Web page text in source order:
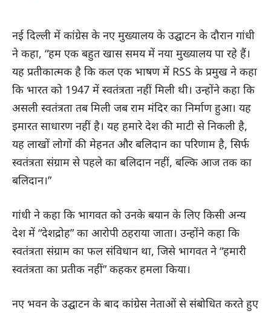
नई दिल्ली में कांग्रेस के नए मुख्यालय के उद्घाटन के दौरान गांधी
ने कहा, “हम एक बहुत खास समय में नया मुख्यालय पा रहे हैं।
यह प्रतीकात्मक है कि कल एक भाषण में RSS के प्रमुख ने कहा
कि भारत को 1947 में स्वतंत्रता नहीं मिली थी। उन्होंने कहा कि
असली स्वतंत्रता तब मिली जब राम मंदिर का निर्माण हुआ। यह
इमारत साधारण नहीं है। यह हमारे देश की माटी से निकली है,
यह लाखों लोगों की मेहनत और बलिदान का परिणाम है, सिर्फ
स्वतंत्रता संग्राम से पहले का बलिदान नहीं, बल्कि आज तक का
बलिदान।”
गांधी ने कहा कि भागवत को उनके बयान के लिए किसी अन्य
देश में “देशद्रोह” का आरोपी ठहराया जाता। उन्होंने कहा कि
स्वतंत्रता संग्राम का फल संविधान था, जिसे भागवत ने “हमारी
स्वतंत्रता का प्रतीक नहीं” कहकर हमला किया।
नए भवन के उद्घाटन के बाद कांग्रेस नेताओं से संबोधित करते हुए